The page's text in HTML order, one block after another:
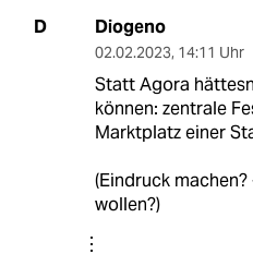
D Diogeno
02.02.2023, 14:11 Uhr
Statt Agora
können: zentrale
Marktplatz einer
(Eindruck
wollen?)